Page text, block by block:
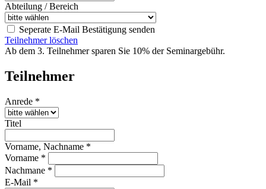
Abteilung / Bereich
Seperate E-Mail Bestätigung senden
Teilnehmer löschen
Ab dem 3. Teilnehmer sparen Sie 10% der Seminargebühr.
Teilnehmer
Anrede *
Titel
Vorname, Nachname *
Vorname *
Nachmane *
E-Mail *